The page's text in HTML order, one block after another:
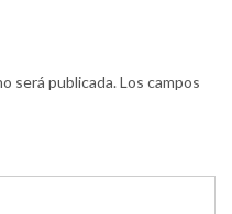
será publicada.Los campos